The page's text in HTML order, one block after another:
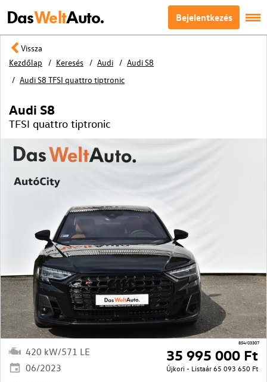
DasWeltAuto. Bejelentkezés
Vissza
Kezdőlap
Keresés Audi
Audi S8
Audi S8 TFSI quattro tiptronic
854/03307
Audi S8
TFSI quattro tiptronic
420 kW/571 LE
06/2023
35 995 000 Ft
Újkori - Listaár65 093 650 Ft